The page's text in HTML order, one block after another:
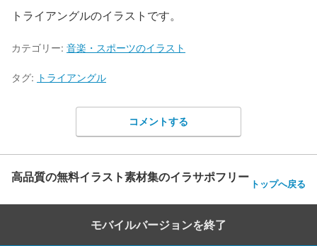
トライアングルのイラストです。
カテゴリー: 音楽・スポーツのイラスト
タグ: トライアングル
コメントする
高品質の無料イラスト素材集のイラサポフリー トップへ戻る
モバイルバージョンを終了